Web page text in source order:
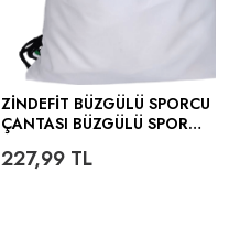
ZINDEFIT BÜZGÜLÜ SPORCU
ÇANTASI BÜZGÜLÜ SPOR
227,99TL